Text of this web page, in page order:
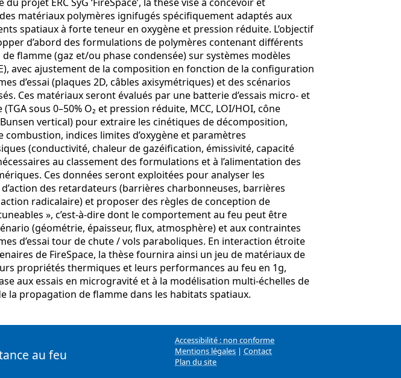
matériaux polymères ignifugés spécifiquement adaptés aux
spatiaux à forte teneur en oxygène et pression réduite. L’objectif
d’abord des formulations de polymères contenant différents
flamme (gaz et/ou phase condensée) sur systèmes modèles
avec ajustement de la composition en fonction de la configuration
d’essai (plaques 2D, câbles axisymétriques) et des scénarios
Ces matériaux seront évalués par une batterie d’essais micro- et
(TGA sous 0–50% O₂ et pression réduite, MCC, LOI/HOI, cône
vertical) pour extraire les cinétiques de décomposition,
combustion, indices limites d’oxygène et paramètres
(conductivité, chaleur de gazéification, émissivité, capacité
au classement des formulations et à l’alimentation des
Ces données seront exploitées pour analyser les
des retardateurs (barrières charbonneuses, barrières
radicalaire) et proposer des règles de conception de
», c’est‑à‑dire dont le comportement au feu peut être
(géométrie, épaisseur, flux, atmosphère) et aux contraintes
d’essai tour de chute / vols paraboliques. En interaction étroite
de FireSpace, la thèse fournira ainsi un jeu de matériaux de
propriétés thermiques et leurs performances au feu en 1g,
aux essais en microgravité et à la modélisation multi‑échelles de
la propagation de flamme dans les habitats spatiaux.
au feu
Accessibilité : non conforme
Mentions légales | Contact
Plan du site